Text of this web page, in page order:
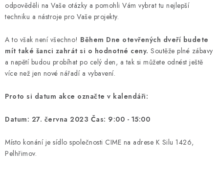
odpověděli na Vaše otázky a pomohli Vám vybrat tu nejlepší
techniku a nástroje pro Vaše projekty.
A to však není všechno! Během Dne otevřených dveří budete
mít také šanci zahrát si o hodnotné ceny. Soutěže plné zábavy
a napětí budou probíhat po celý den, a tak si můžete odnést ještě
více než jen nové nářadí a vybavení.
Proto si datum akce označte v kalendáři:
Datum: 27. června 2023 Čas: 9:00 - 15:00
Místo konání je sídlo společnosti CIME na adrese K Silu 1426,
Pelhřimov.